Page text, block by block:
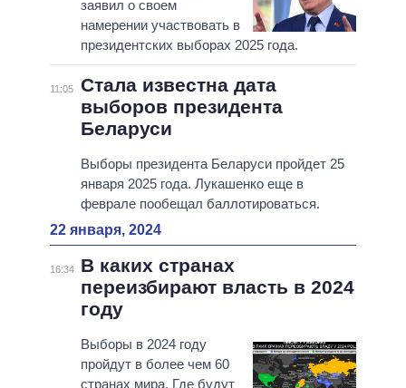
заявил о своем
намерении участвовать в
президентских выборах 2025 года.
11:05
Стала известна дата
выборов президента
Беларуси
Выборы президента Беларуси пройдет 25
января 2025 года. Лукашенко еще в
феврале пообещал баллотироваться.
22 января, 2024
16:34
В каких странах
переизбирают власть в 2024
году
Выборы в 2024 году
пройдут в более чем 60
странах мира. Где будут